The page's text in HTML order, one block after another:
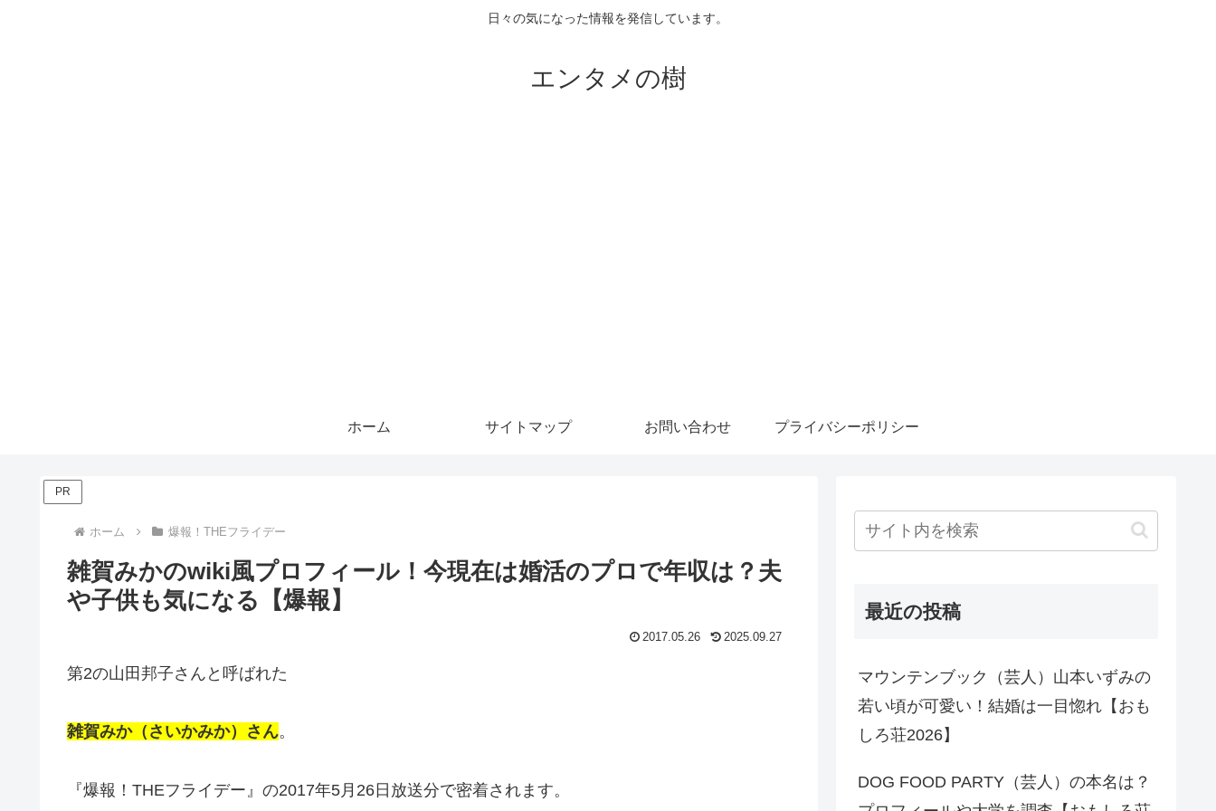
日々の気になった情報を発信しています。
エンタメの樹
ホーム サイトマップ お問い合わせ プライバシーポリシー
PR
ホーム 爆報！THEフライデー
雑賀みかのwiki風プロフィール！今現在は婚活のプロで年収は？夫
や子供も気になる【爆報】
2017.05.26 2025.09.27
第2の山田邦子さんと呼ばれた
雑賀みか（さいかみか）さん。
『爆報！THEフライデー』の2017年5月26日放送分で密着されます。
最近の投稿
マウンテンブック（芸人）山本いずみの
若い頃が可愛い！結婚は一目惚れ【おも
しろ荘2026】
DOG FOOD PARTY（芸人）の本名は？